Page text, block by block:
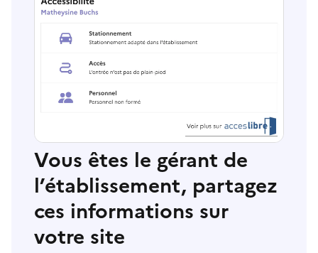
Vous êtes le gérant de
l’établissement, partagez
ces informations sur
votre site